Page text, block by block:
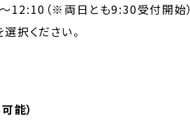
（※両日とも9:30受付開始）
ください。
能）